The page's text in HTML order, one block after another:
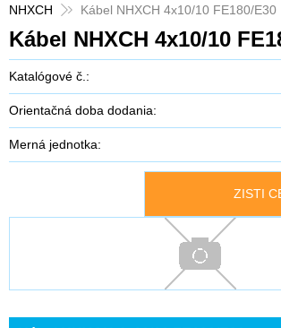
NHXCH
Kábel NHXCH 4x10/10 FE180/E30
Kábel NHXCH 4x10/10
Katalógové č.:
Orientačná doba dodania:
Merná jednotka:
ZISTI